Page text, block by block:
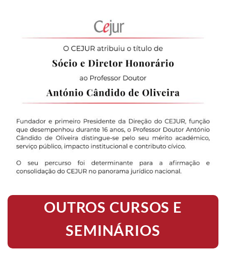
OUTROS CURSOS E
SEMINÁRIOS